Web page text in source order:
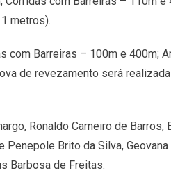
metros).
com Barreiras – 100m e 400m;
de revezamento será
Ronaldo Carneiro de Barros,
Brito da Silva,
Barbosa de Freitas.